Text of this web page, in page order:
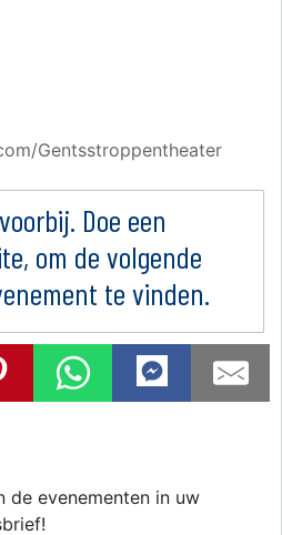
Gentsstroppentheater
Doe een
om de volgende
te vinden.
de evenementen in uw